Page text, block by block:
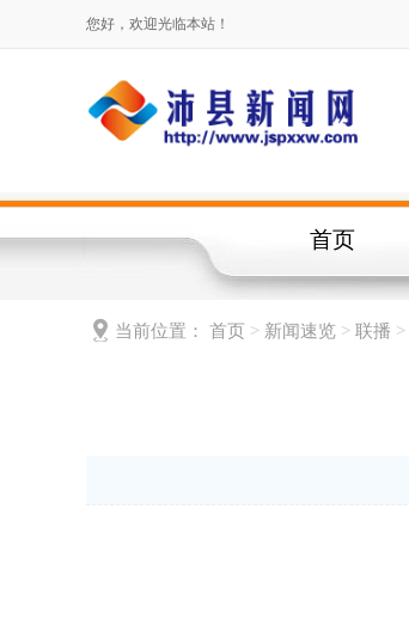
您好，欢迎光临本站！
首页
当前位置： 首页 > 新闻速览 > 联播 >